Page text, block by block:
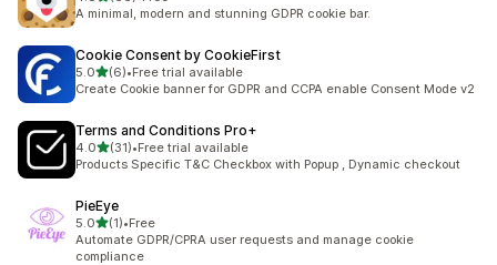
合計レビュー数：66件
A minimal, modern and stunning GDPR cookie bar.
Cookie Consent by CookieFirst
5.05つ星中
(6)
合計レビュー数：6件
•Free trial available
Create Cookie banner for GDPR and CCPA enable Consent Mode v2
Terms and Conditions Pro+
4.05つ星中
(31)
合計レビュー数：31件
•Free trial available
Products Specific T&C Checkbox with Popup , Dynamic checkout
PieEye
5.05つ星中
(1)
合計レビュー数：1件
•Free
Automate GDPR/CPRA user requests and manage cookie
compliance